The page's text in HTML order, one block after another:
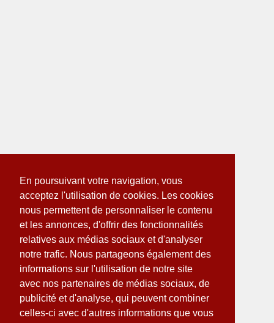
En poursuivant votre navigation, vous
acceptez l'utilisation de cookies. Les cookies
nous permettent de personnaliser le contenu
et les annonces, d'offrir des fonctionnalités
relatives aux médias sociaux et d'analyser
notre trafic. Nous partageons également des
informations sur l'utilisation de notre site
avec nos partenaires de médias sociaux, de
publicité et d'analyse, qui peuvent combiner
celles-ci avec d'autres informations que vous